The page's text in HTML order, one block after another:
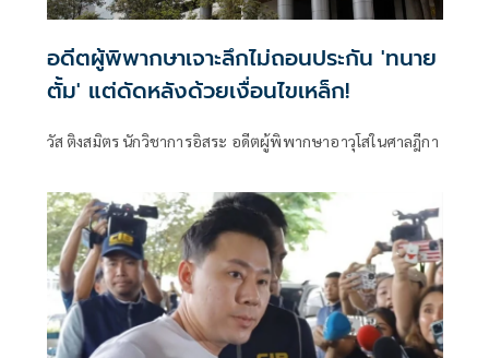
อดีตผู้พิพากษาเจาะลึกไม่ถอนประกัน 'ทนาย
ตั้ม' แต่ดัดหลังด้วยเงื่อนไขเหล็ก!
วัส ติงสมิตร นักวิชาการอิสระ อดีตผู้พิพากษาอาวุโสในศาลฎีกา